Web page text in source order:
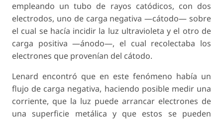
empleando un tubo de rayos catódicos, con dos
electrodos, uno de carga negativa —cátodo— sobre
el cual se hacía incidir la luz ultravioleta y el otro de
carga positiva —ánodo—, el cual recolectaba los
electrones que provenían del cátodo.
Lenard encontró que en este fenómeno había un
flujo de carga negativa, haciendo posible medir una
corriente, que la luz puede arrancar electrones de
una superficie metálica y que estos se pueden